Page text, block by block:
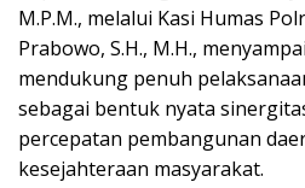
M.P.M., melalui Kasi Humas
Prabowo, S.H., M.H.,
mendukung penuh
sebagai bentuk nyata
percepatan pembangunan
kesejahteraan masyarakat.